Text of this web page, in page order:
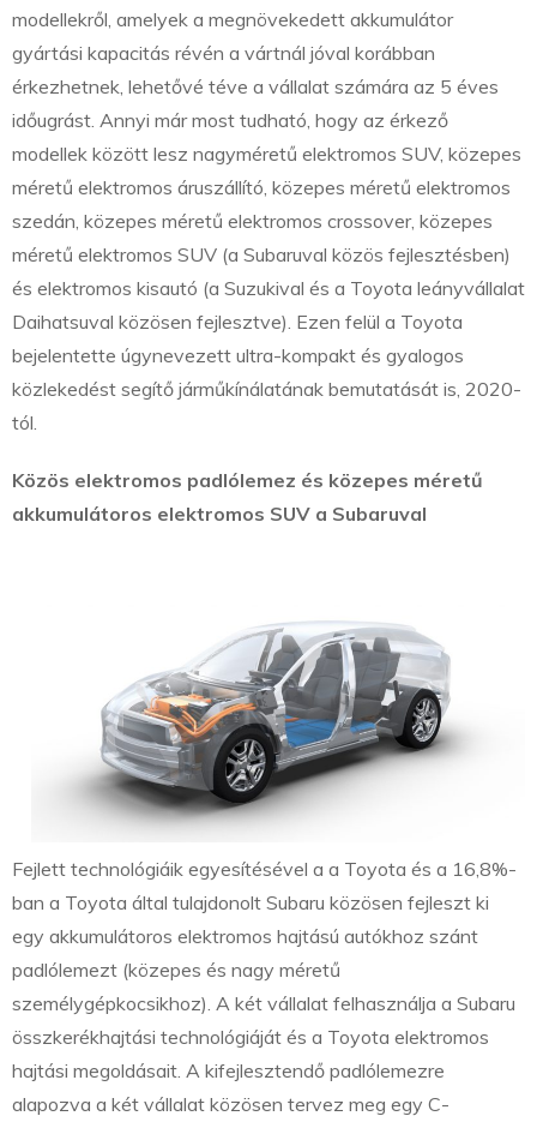
modellekről, amelyek a megnövekedett akkumulátor
gyártási kapacitás révén a vártnál jóval korábban
érkezhetnek, lehetővé téve a vállalat számára az 5 éves
időugrást. Annyi már most tudható, hogy az érkező
modellek között lesz nagyméretű elektromos SUV, közepes
méretű elektromos áruszállító, közepes méretű elektromos
szedán, közepes méretű elektromos crossover, közepes
méretű elektromos SUV (a Subaruval közös fejlesztésben)
és elektromos kisautó (a Suzukival és a Toyota leányvállalat
Daihatsuval közösen fejlesztve). Ezen felül a Toyota
bejelentette úgynevezett ultra-kompakt és gyalogos
közlekedést segítő járműkínálatának bemutatását is, 2020-
tól.
Közös elektromos padlólemez és közepes méretű
akkumulátoros elektromos SUV a Subaruval
Fejlett technológiáik egyesítésével a a Toyota és a 16,8%-
ban a Toyota által tulajdonolt Subaru közösen fejleszt ki
egy akkumulátoros elektromos hajtású autókhoz szánt
padlólemezt (közepes és nagy méretű
személygépkocsikhoz). A két vállalat felhasználja a Subaru
összkerékhajtási technológiáját és a Toyota elektromos
hajtási megoldásait. A kifejlesztendő padlólemezre
alapozva a két vállalat közösen tervez meg egy C-